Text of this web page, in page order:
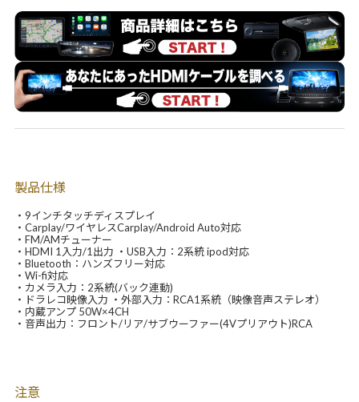
製品仕様
・9インチタッチディスプレイ
・Carplay/ワイヤレスCarplay/Android Auto対応
・FM/AMチューナー
・HDMI 1入力/1出力 ・USB入力：2系統 ipod対応
・Bluetooth：ハンズフリー対応
・Wi-fi対応
・カメラ入力：2系統(バック連動)
・ドラレコ映像入力 ・外部入力：RCA1系統（映像音声ステレオ）
・内蔵アンプ 50W×4CH
・音声出力：フロント/リア/サブウーファー(4Vプリアウト)RCA
注意